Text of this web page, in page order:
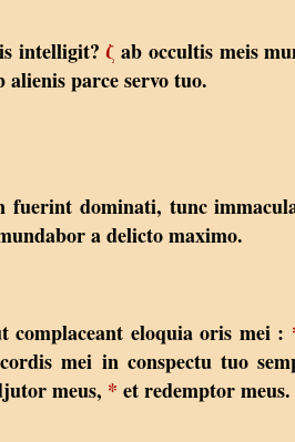
intelligit?ζ ab occultis meis
alienis parce servo tuo.
fuerint dominati, tunc
a delicto maximo.
complaceant eloquia oris mei :
mei in conspectu tuo
meus, * et redemptor meus.